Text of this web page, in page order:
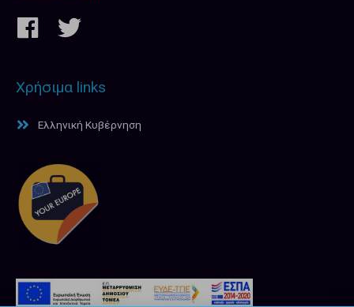
Χρήσιμα links
Ελληνική Κυβέρνηση